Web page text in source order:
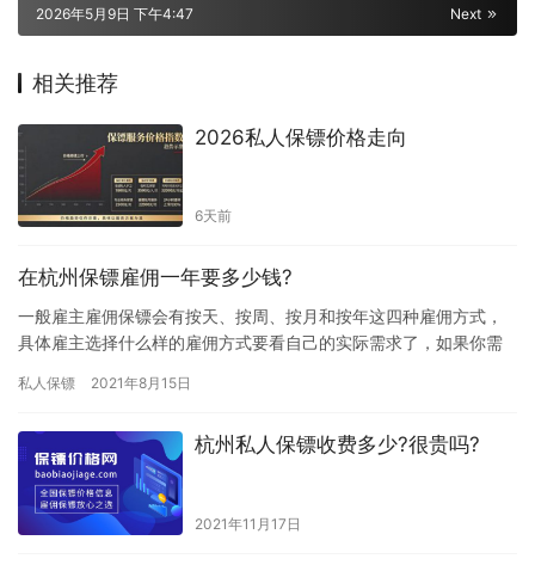
Next
2026年5月9日 下午4:47
相关推荐
2026私人保镖价格走向
6天前
在杭州保镖雇佣一年要多少钱?
一般雇主雇佣保镖会有按天、按周、按月和按年这四种雇佣方式，
具体雇主选择什么样的雇佣方式要看自己的实际需求了，如果你需
多少钱…
私人保镖 2021年8月15日
杭州私人保镖收费多少?很贵吗?
2021年11月17日